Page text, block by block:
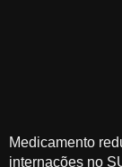
Medicamento
internações no